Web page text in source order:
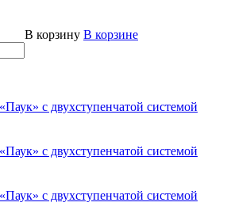
В корзину В корзине